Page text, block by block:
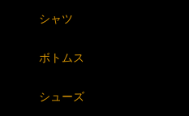
シャツ
ボトムス
シューズ